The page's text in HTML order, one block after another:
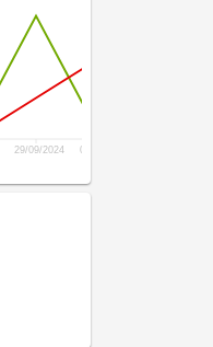
29/09/2024 05/10/2024